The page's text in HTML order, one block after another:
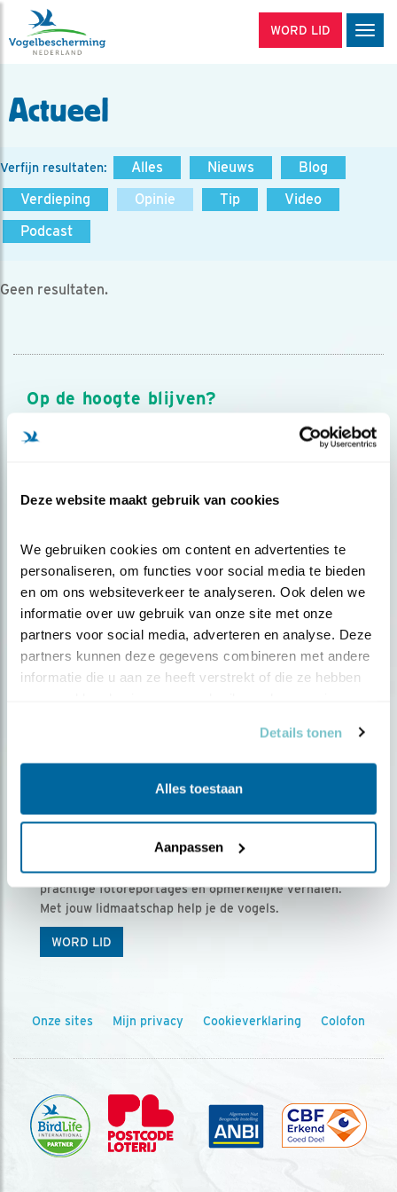
Deze website maakt gebruik van cookies
We gebruiken cookies om content en advertenties te
personaliseren, om functies voor social media te bieden
en om ons websiteverkeer te analyseren. Ook delen we
informatie over uw gebruik van onze site met onze
partners voor social media, adverteren en analyse. Deze
partners kunnen deze gegevens combineren met andere
informatie die u aan ze heeft verstrekt of die ze hebben
Details tonen
Alles toestaan
Aanpassen
WORD LID
Actueel
Verfijn resultaten: Alles Nieuws
Blog
Verdieping
Opinie Tip
Video
Podcast
Geen resultaten.
Op de hoogte blijven?
Meld je aan en ontvang nieuws, inspiratie, acties en tips
over vogels en activiteiten van Vogelbescherming.
Ontvang 5 x Vogels voor € 36,00 per jaar
Vogels is het tijdschrift voor onze leden, met
prachtige fotoreportages en opmerkelijke verhalen.
Met jouw lidmaatschap help je de vogels.
WORD LID
Onze sites Mijn privacy Cookieverklaring Colofon